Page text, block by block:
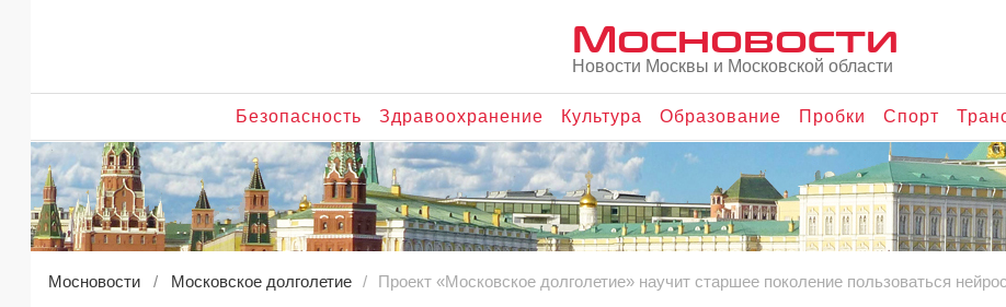
Мосновости
Новости Москвы и Московской области
Безопасность Здравоохранение Культура Образование Пробки Спорт
Мосновости Московское долголетие Проект «Московское долголетие» научит старшее поколение пользоваться